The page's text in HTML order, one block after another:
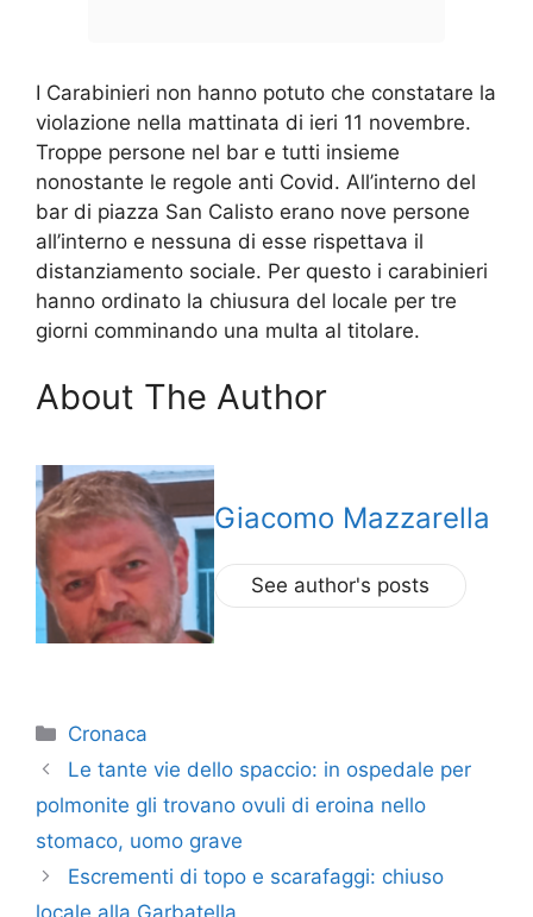
I Carabinieri non hanno potuto che constatare la
violazione nella mattinata di ieri 11 novembre.
Troppe persone nel bar e tutti insieme
nonostante le regole anti Covid. All’interno del
bar di piazza San Calisto erano nove persone
all’interno e nessuna di esse rispettava il
distanziamento sociale. Per questo i carabinieri
hanno ordinato la chiusura del locale per tre
giorni comminando una multa al titolare.
About The Author
Giacomo Mazzarella
See author's posts
Categorie
Cronaca
Le tante vie dello spaccio: in ospedale per
polmonite gli trovano ovuli di eroina nello
stomaco, uomo grave
Escrementi di topo e scarafaggi: chiuso
locale alla Garbatella